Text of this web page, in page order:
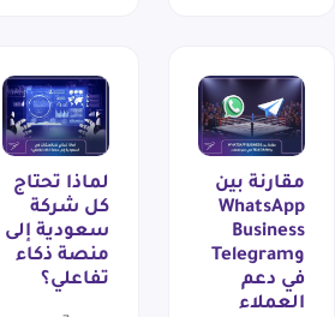
مقارنة بين
WhatsApp
Business
وTelegram
في دعم
العملاء
لماذا تحتاج
كل شركة
سعودية إلى
منصة ذكاء
تفاعلي؟